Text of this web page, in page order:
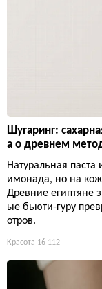
Шугаринг:
а о древнем
Натуральная
имонада, но на
Древние египтяне
ые бьюти-гуру
отров.
Красота 16 112